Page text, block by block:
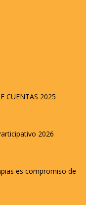
CUENTAS 2025
2026
es compromiso de